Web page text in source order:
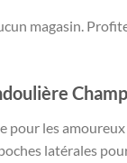
magasin.
les
latérales